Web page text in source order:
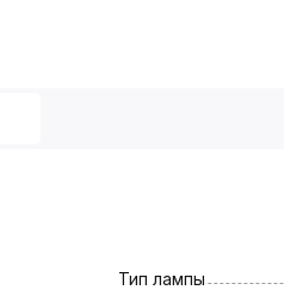
Тип лампы